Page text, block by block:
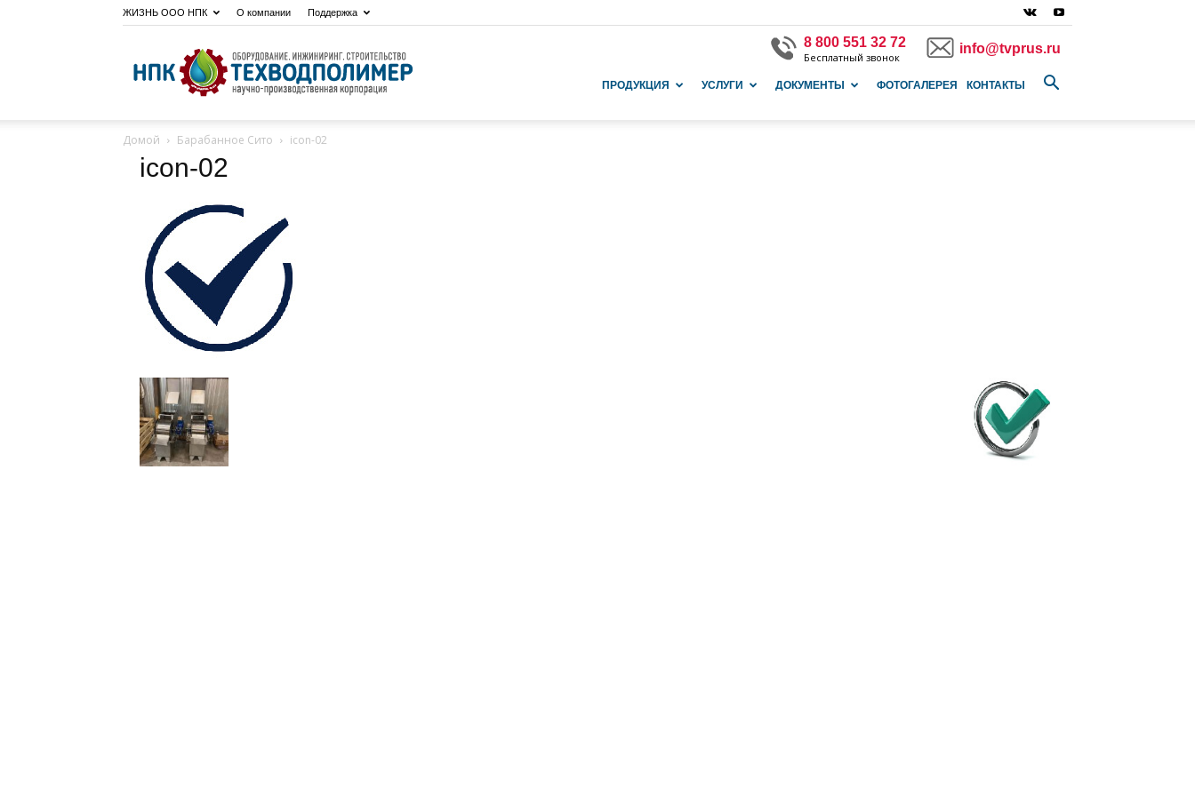
ЖИЗНЬ ООО НПК О компании Поддержка
8 800 551 32 72
Бесплатный звонок
info@tvprus.ru
ПРОДУКЦИЯ УСЛУГИ ДОКУМЕНТЫ ФОТОГАЛЕРЕЯ КОНТАКТЫ
Домой Барабанное Сито icon-02
icon-02